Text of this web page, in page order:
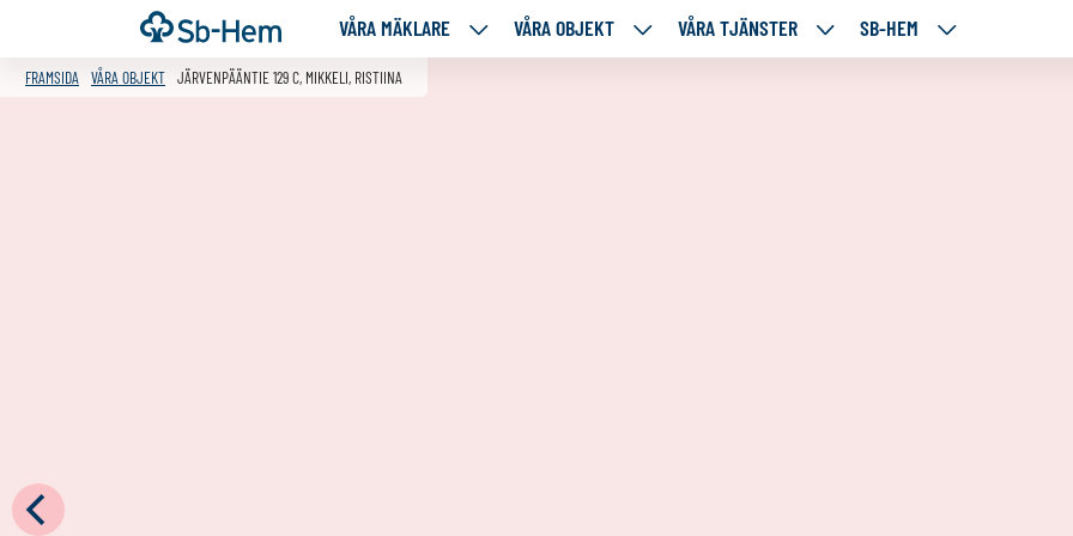
Till
innehållet
Framsida VÅRA MÄKLARE
VÅRA VÅRA OBJEKT
VÅRA VÅRA TJÄNSTER
VÅRASB-HEM
SB-
FRAMSIDA VÅRA OBJEKT JÄRVENPÄÄNTIE 129 C, MIKKELI, RISTIINA